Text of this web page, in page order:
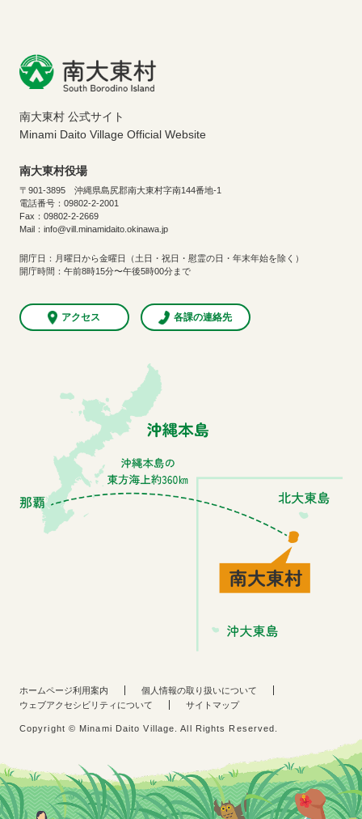
南大東村 公式サイト
Minami Daito Village Official Website
南大東村役場
〒901-3895 沖縄県島尻郡南大東村字南144番地-1
電話番号：09802-2-2001
Fax：09802-2-2669
Mail：info@vill.minamidaito.okinawa.jp
開庁日：月曜日から金曜日（土日・祝日・慰霊の日・年末年始を除く）
開庁時間：午前8時15分〜午後5時00分まで
アクセス 各課の連絡先
ホームページ利用案内
個人情報の取り扱いについて
ウェブアクセシビリティについて
サイトマップ
Copyright © Minami Daito Village. All Rights Reserved.